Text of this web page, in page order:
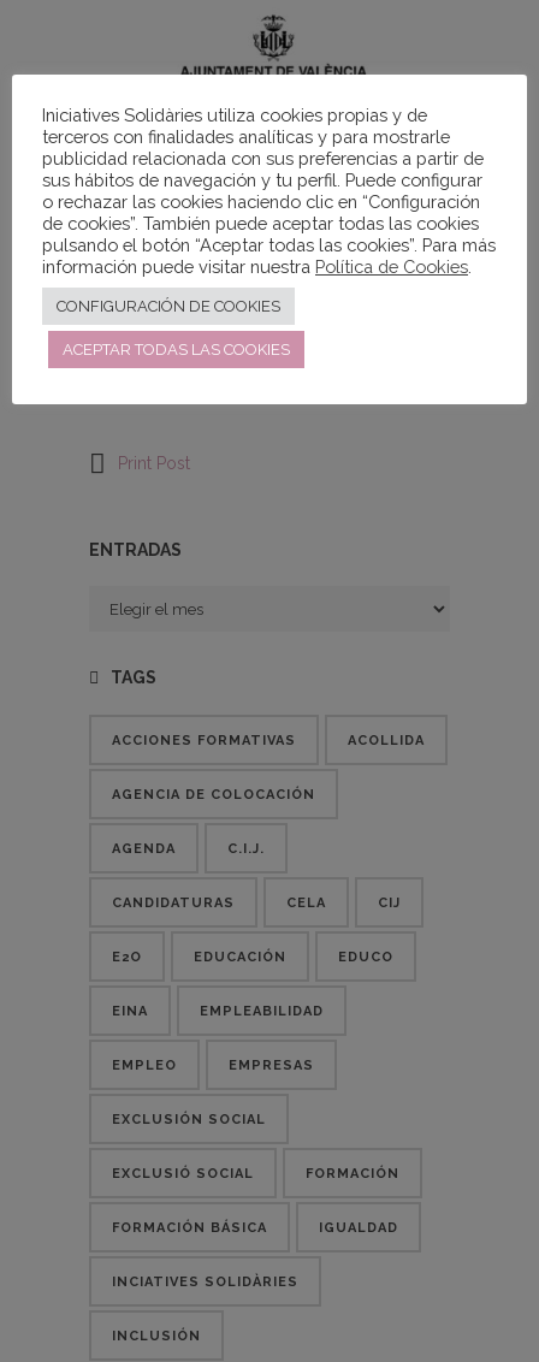
TAGS: VOLUNTARIADO
Print Post
ENTRADAS
Entradas
TAGS
ACCIONES FORMATIVAS ACOLLIDA
AGENCIA DE COLOCACIÓN
AGENDA C.I.J.
CANDIDATURAS CELA CIJ
E2O EDUCACIÓN EDUCO
EINA EMPLEABILIDAD
EMPLEO EMPRESAS
EXCLUSIÓN SOCIAL
EXCLUSIÓ SOCIAL FORMACIÓN
FORMACIÓN BÁSICA IGUALDAD
INCIATIVES SOLIDÀRIES
INCLUSIÓN
Iniciatives Solidàries utiliza cookies propias y de
terceros con finalidades analíticas y para mostrarle
publicidad relacionada con sus preferencias a partir de
sus hábitos de navegación y tu perfil. Puede configurar
o rechazar las cookies haciendo clic en “Configuración
de cookies”. También puede aceptar todas las cookies
pulsando el botón “Aceptar todas las cookies”. Para más
información puede visitar nuestra Política de Cookies
CONFIGURACIÓN DE COOKIES
ACEPTAR TODAS LAS COOKIES